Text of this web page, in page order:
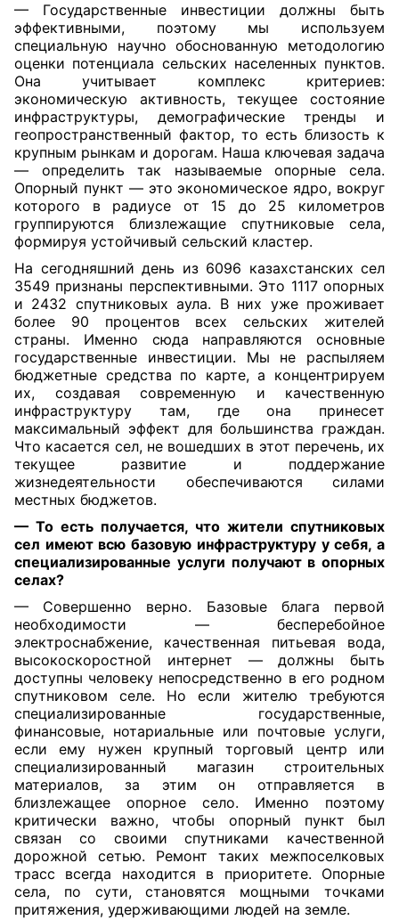
— Государственные инвестиции должны быть
эффективными, поэтому мы используем
специальную научно обоснованную методологию
оценки потенциала сельских населенных пунктов.
Она учитывает комплекс критериев:
экономическую активность, текущее состояние
инфраструктуры, демографические тренды и
геопространственный фактор, то есть близость к
крупным рынкам и дорогам. Наша ключевая задача
— определить так называемые опорные села.
Опорный пункт — это экономическое ядро, вокруг
которого в радиусе от 15 до 25 километров
группируются близлежащие спутниковые села,
формируя устойчивый сельский кластер.
На сегодняшний день из 6096 казахстанских сел
3549 признаны перспективными. Это 1117 опорных
и 2432 спутниковых аула. В них уже проживает
более 90 процентов всех сельских жителей
страны. Именно сюда направляются основные
государственные инвестиции. Мы не распыляем
бюджетные средства по карте, а концентрируем
их, создавая современную и качественную
инфраструктуру там, где она принесет
максимальный эффект для большинства граждан.
Что касается сел, не вошедших в этот перечень, их
текущее развитие и поддержание
жизнедеятельности обеспечиваются силами
местных бюджетов.
— То есть получается, что жители спутниковых
сел имеют всю базовую инфраструктуру у себя, а
специализированные услуги получают в опорных
селах?
— Совершенно верно. Базовые блага первой
необходимости — бесперебойное
электроснабжение, качественная питьевая вода,
высокоскоростной интернет — должны быть
доступны человеку непосредственно в его родном
спутниковом селе. Но если жителю требуются
специализированные государственные,
финансовые, нотариальные или почтовые услуги,
если ему нужен крупный торговый центр или
специализированный магазин строительных
материалов, за этим он отправляется в
близлежащее опорное село. Именно поэтому
критически важно, чтобы опорный пункт был
связан со своими спутниками качественной
дорожной сетью. Ремонт таких межпоселковых
трасс всегда находится в приоритете. Опорные
села, по сути, становятся мощными точками
притяжения, удерживающими людей на земле.